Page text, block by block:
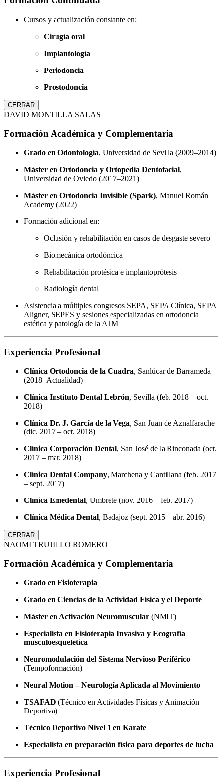
Cursos y actualización constante en:
Cirugía oral
Implantología
Periodoncia
Prostodoncia
CERRAR
DAVID MONTILLA SALAS
Formación Académica y Complementaria
Grado en Odontología, Universidad de Sevilla (2009–2014)
Máster en Ortodoncia y Ortopedia Dentofacial,
Universidad de Oviedo (2017–2021)
Máster en Ortodoncia Invisible (Spark), Manuel Román
Academy (2022)
Formación adicional en:
Oclusión y rehabilitación en casos de desgaste severo
Biomecánica ortodóncica
Rehabilitación protésica e implantoprótesis
Radiología dental
Asistencia a múltiples congresos SEPA, SEPA Clínica, SEPA
Aligner, SEPES y sesiones especializadas en ortodoncia
estética y patología de la ATM
Experiencia Profesional
Clínica Ortodoncia de la Cuadra, Sanlúcar de Barrameda
(2018–Actualidad)
Clínica Instituto Dental Lebrón, Sevilla (feb. 2018 – oct.
2018)
Clínica Dr. J. García de la Vega, San Juan de Aznalfarache
(dic. 2017 – oct. 2018)
Clínica Corporación Dental, San José de la Rinconada (oct.
2017 – mar. 2018)
Clínica Dental Company, Marchena y Cantillana (feb. 2017
– sept. 2017)
Clínica Emedental, Umbrete (nov. 2016 – feb. 2017)
Clínica Médica Dental, Badajoz (sept. 2015 – abr. 2016)
CERRAR
NAOMI TRUJILLO ROMERO
Formación Académica y Complementaria
Grado en Fisioterapia
Grado en Ciencias de la Actividad Física y el Deporte
Máster en Activación Neuromuscular (NMIT)
Especialista en Fisioterapia Invasiva y Ecografía
musculoesquelética
Neuromodulación del Sistema Nervioso Periférico
(Tempoformación)
Neural Motion – Neurología Aplicada al Movimiento
TSAFAD (Técnico en Actividades Físicas y Animación
Deportiva)
Técnico Deportivo Nivel 1 en Karate
Especialista en preparación física para deportes de lucha
Experiencia Profesional